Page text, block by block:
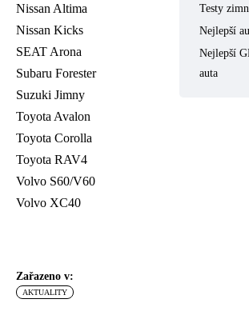
Nissan Altima
Nissan Kicks
SEAT Arona
Subaru Forester
Suzuki Jimny
Toyota Avalon
Toyota Corolla
Toyota RAV4
Volvo S60/V60
Volvo XC40
Zařazeno v:
AKTUALITY
Testy
Nejlepší
Nejlepší
auta